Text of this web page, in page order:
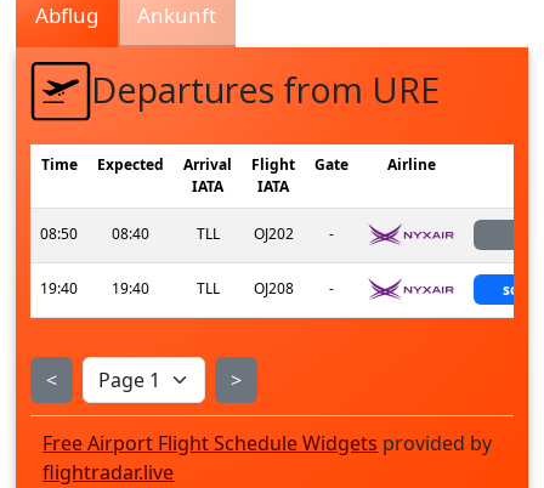
Abflug Ankunft
Departures from URE
Time Expected
Arrival
IATA
Flight
IATA
Gate Airline
08:50 08:40 TLL OJ202 -
19:40 19:40 TLL OJ208 -
< >
Free Airport Flight Schedule Widgets provided by
flightradar.live